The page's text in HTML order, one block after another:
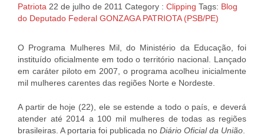
Patriota 22 de julho de 2011 Category : Clipping Tags: Blog
do Deputado Federal GONZAGA PATRIOTA (PSB/PE)
O Programa Mulheres Mil, do Ministério da Educação, foi
instituído oficialmente em todo o território nacional. Lançado
em caráter piloto em 2007, o programa acolheu inicialmente
mil mulheres carentes das regiões Norte e Nordeste.
A partir de hoje (22), ele se estende a todo o país, e deverá
atender até 2014 a 100 mil mulheres de todas as regiões
brasileiras. A portaria foi publicada no Diário Oficial da União